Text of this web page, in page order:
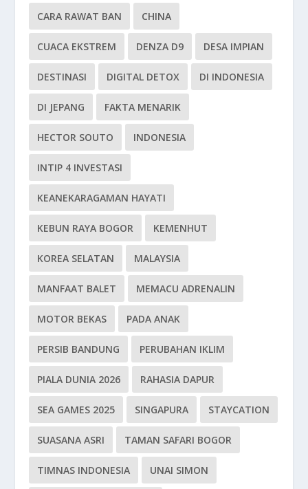
CARA RAWAT BAN CHINA
CUACA EKSTREM DENZA D9 DESA IMPIAN
DESTINASI DIGITAL DETOX DI INDONESIA
DI JEPANG FAKTA MENARIK
HECTOR SOUTO INDONESIA
INTIP 4 INVESTASI
KEANEKARAGAMAN HAYATI
KEBUN RAYA BOGOR KEMENHUT
KOREA SELATAN MALAYSIA
MANFAAT BALET MEMACU ADRENALIN
MOTOR BEKAS PADA ANAK
PERSIB BANDUNG PERUBAHAN IKLIM
PIALA DUNIA 2026 RAHASIA DAPUR
SEA GAMES 2025 SINGAPURA STAYCATION
SUASANA ASRI TAMAN SAFARI BOGOR
TIMNAS INDONESIA UNAI SIMON